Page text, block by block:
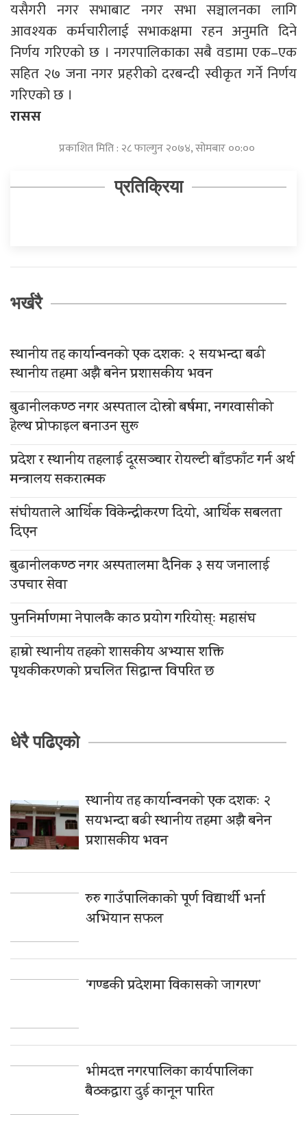
यसैगरी नगर सभाबाट नगर सभा सञ्चालनका लागि
आवश्यक कर्मचारीलाई सभाकक्षमा रहन अनुमति दिने
निर्णय गरिएको छ । नगरपालिकाका सबै वडामा एक–एक
सहित २७ जना नगर प्रहरीको दरबन्दी स्वीकृत गर्ने निर्णय
गरिएको छ ।
रासस
प्रकाशित मिति : २८ फाल्गुन २०७४, सोमबार ००:००
प्रतिक्रिया
भर्खरै
स्थानीय तह कार्यान्वनको एक दशकः २ सयभन्दा बढी
स्थानीय तहमा अझै बनेन प्रशासकीय भवन
बुढानीलकण्ठ नगर अस्पताल दोस्रो बर्षमा, नगरवासीको
हेल्थ प्रोफाइल बनाउन सुरू
प्रदेश र स्थानीय तहलाई दूरसञ्चार रोयल्टी बाँडफाँट गर्न अर्थ
मन्त्रालय सकरात्मक
संघीयताले आर्थिक विकेन्द्रीकरण दियो, आर्थिक सबलता
दिएन
बुढानीलकण्ठ नगर अस्पतालमा दैनिक ३ सय जनालाई
उपचार सेवा
पुननिर्माणमा नेपालकै काठ प्रयोग गरियोस्ः महासंघ
हाम्रो स्थानीय तहको शासकीय अभ्यास शक्ति
पृथकीकरणको प्रचलित सिद्धान्त विपरित छ
धेरै पढिएको
स्थानीय तह कार्यान्वनको एक दशकः २
सयभन्दा बढी स्थानीय तहमा अझै बनेन
प्रशासकीय भवन
रुरु गाउँपालिकाको पूर्ण विद्यार्थी भर्ना
अभियान सफल
‘गण्डकी प्रदेशमा विकासको जागरण’
भीमदत्त नगरपालिका कार्यपालिका
बैठकद्वारा दुई कानून पारित